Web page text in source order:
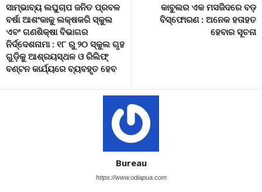
ସାମ୍ଭାବ୍ୟ ଲଘୁଚାପ ଜନିତ ପ୍ରବଳ
ବର୍ଷା ଆଶଂକାକୁ ଲକ୍ଷକରି ସ୍କୁଲ
ଏବଂ ଗଣଶିକ୍ଷା ବିଭାଗର
ନିର୍ଦ୍ଦେଶନାମା : ୧୮ ରୁ ୨୦ ସ୍କୁଲ ଗୃହ
ଗୁଡ଼ିକୁ ଆଶ୍ରୟସ୍ଥଳ ଓ ରିଲିଫ୍‌
ବଣ୍ଟନ କାର୍ଯ୍ୟରେ ବ୍ୟବହୃତ ହେବ
କାବୁଲର ଏକ ମସଜିଦରେ ବଡ଼
ବିସ୍ଫୋରଣ : ଅନେକ ହତାହତ
ହେବାର ସୂଚନା
Bureau
https://www.odiapua.com